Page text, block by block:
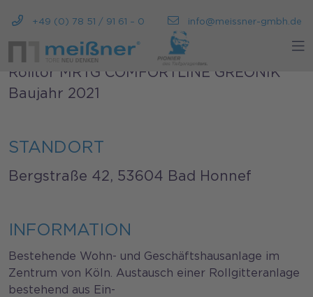
+49 (0) 78 51 / 91 61 – 0 info@meissner-gmbh.de
PROJEKT
Rolltor MRTG COMFORTLINE GREONIK
Baujahr 2021
STANDORT
Bergstraße 42, 53604 Bad Honnef
INFORMATION
Bestehende Wohn- und Geschäftshausanlage im
Zentrum von Köln. Austausch einer Rollgitteranlage
bestehend aus Ein-